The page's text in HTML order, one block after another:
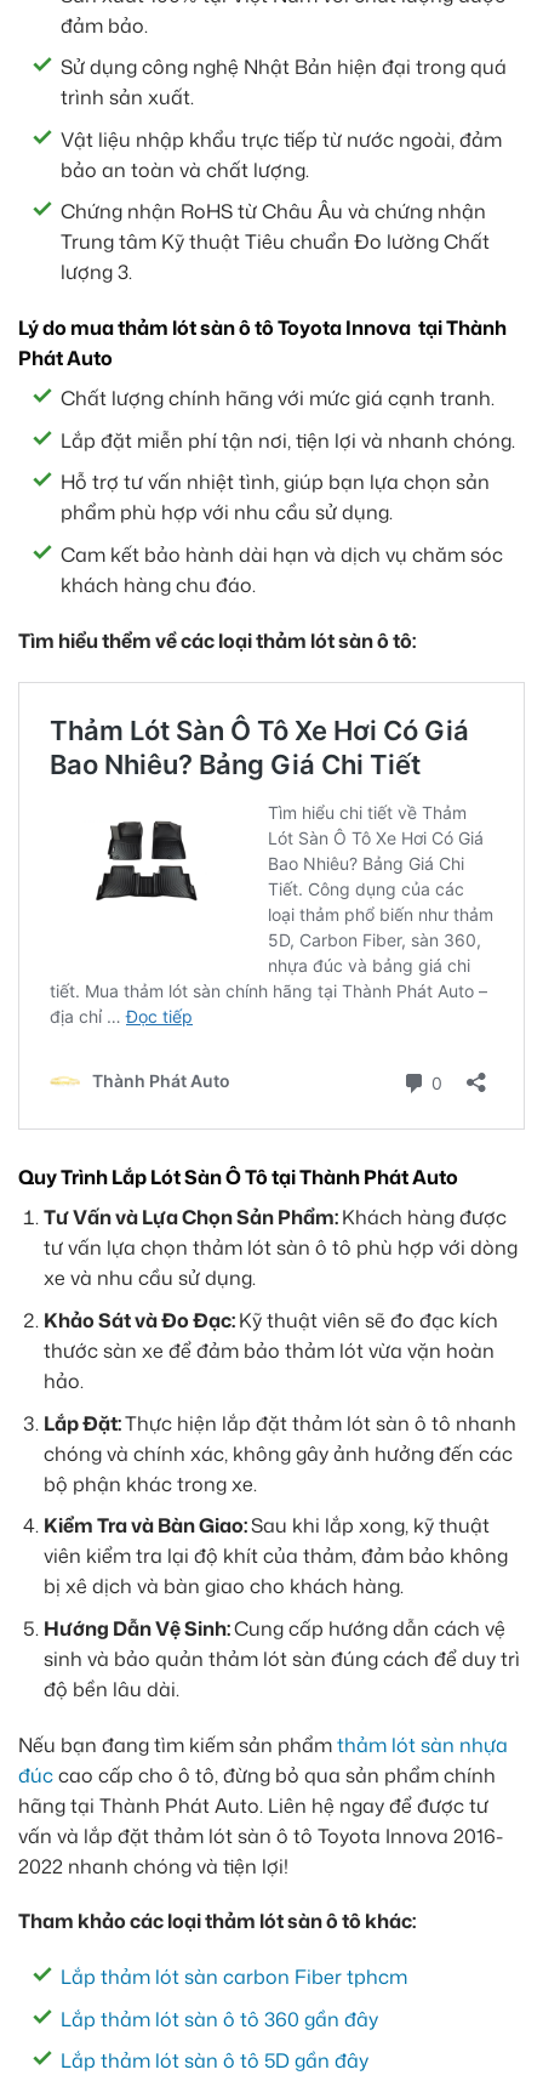
đảm bảo.
Sử dụng công nghệ Nhật Bản hiện đại trong quá
trình sản xuất.
Vật liệu nhập khẩu trực tiếp từ nước ngoài, đảm
bảo an toàn và chất lượng.
Chứng nhận RoHS từ Châu Âu và chứng nhận
Trung tâm Kỹ thuật Tiêu chuẩn Đo lường Chất
lượng 3.
Lý do mua thảm lót sàn ô tô Toyota Innova tại Thành
Phát Auto
Chất lượng chính hãng với mức giá cạnh tranh.
Lắp đặt miễn phí tận nơi, tiện lợi và nhanh chóng.
Hỗ trợ tư vấn nhiệt tình, giúp bạn lựa chọn sản
phẩm phù hợp với nhu cầu sử dụng.
Cam kết bảo hành dài hạn và dịch vụ chăm sóc
khách hàng chu đáo.
Tìm hiểu thểm về các loại thảm lót sàn ô tô:
Quy Trình Lắp Lót Sàn Ô Tô tại Thành Phát Auto
Tư Vấn và Lựa Chọn Sản Phẩm:Khách hàng được
tư vấn lựa chọn thảm lót sàn ô tô phù hợp với dòng
xe và nhu cầu sử dụng.
Khảo Sát và Đo Đạc:Kỹ thuật viên sẽ đo đạc kích
thước sàn xe để đảm bảo thảm lót vừa vặn hoàn
hảo.
Lắp Đặt:Thực hiện lắp đặt thảm lót sàn ô tô nhanh
chóng và chính xác, không gây ảnh hưởng đến các
bộ phận khác trong xe.
Kiểm Tra và Bàn Giao:Sau khi lắp xong, kỹ thuật
viên kiểm tra lại độ khít của thảm, đảm bảo không
bị xê dịch và bàn giao cho khách hàng.
Hướng Dẫn Vệ Sinh:Cung cấp hướng dẫn cách vệ
sinh và bảo quản thảm lót sàn đúng cách để duy trì
độ bền lâu dài.
Nếu bạn đang tìm kiếm sản phẩmthảm lót sàn nhựa
đúccao cấp cho ô tô, đừng bỏ qua sản phẩm chính
hãng tại Thành Phát Auto. Liên hệ ngay để được tư
vấn và lắp đặt thảm lót sàn ô tô Toyota Innova 2016-
2022 nhanh chóng và tiện lợi!
Tham khảo các loại thảm lót sàn ô tô khác:
Lắp thảm lót sàn carbon Fiber tphcm
Lắp thảm lót sàn ô tô 360 gần đây
Lắp thảm lót sàn ô tô 5D gần đây